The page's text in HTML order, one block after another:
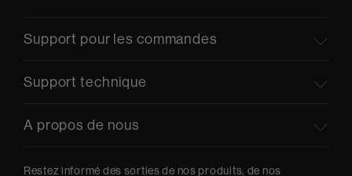
Support pour les commandes
Support technique
A propos de nous
Restez informé des sorties de nos produits, de nos